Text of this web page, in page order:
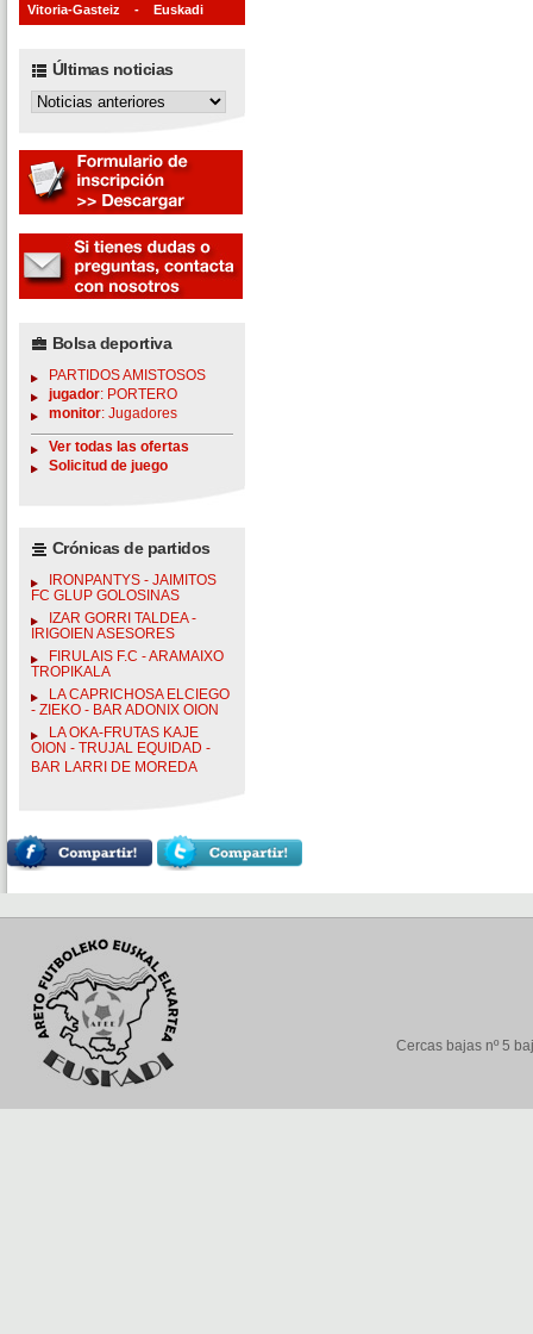
Vitoria-Gasteiz - Euskadi
Últimas noticias
Bolsa deportiva
PARTIDOS AMISTOSOS
jugador: PORTERO
monitor: Jugadores
Ver todas las ofertas
Solicitud de juego
Crónicas de partidos
IRONPANTYS - JAIMITOS
FC GLUP GOLOSINAS
IZAR GORRI TALDEA -
IRIGOIEN ASESORES
FIRULAIS F.C - ARAMAIXO
TROPIKALA
LA CAPRICHOSA ELCIEGO
- ZIEKO - BAR ADONIX OION
LA OKA-FRUTAS KAJE
OION - TRUJAL EQUIDAD -
BAR LARRI DE MOREDA
Cercas bajas nº 5